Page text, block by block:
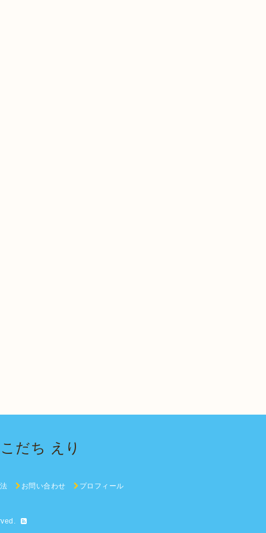
だち えり
お問い合わせ プロフィール